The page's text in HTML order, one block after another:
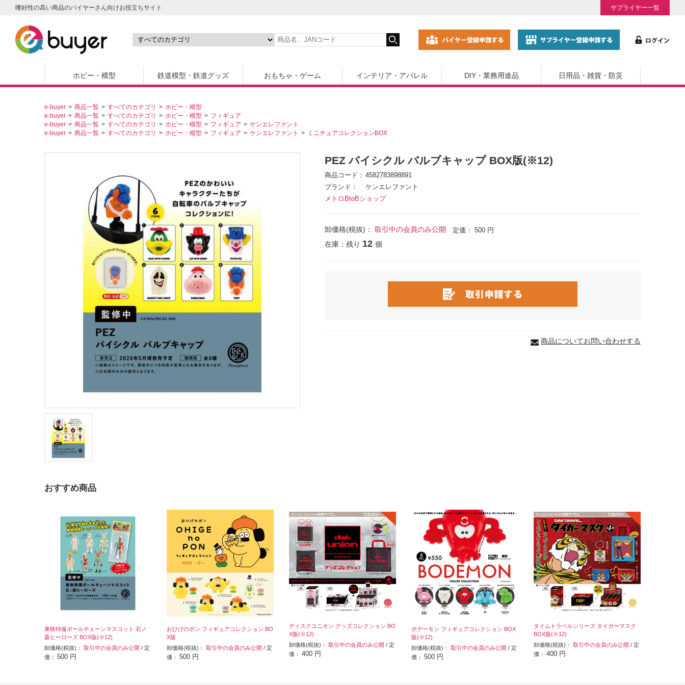
嗜好性の高い商品のバイヤーさん向けお役立ちサイト サプライヤー一覧
ホビー・模型 鉄道模型・鉄道グッズ おもちゃ・ゲーム インテリア・アパレル DIY・業務用途品 日用品・雑貨・防災
e-buyer 商品一覧 すべてのカテゴリ
ホビー・模型
e-buyer
商品一覧 すべてのカテゴリ ホビー・模型
フィギュア
e-buyer
商品一覧 すべてのカテゴリ ホビー・模型 フィギュア
ケンエレファント
e-buyer
商品一覧 すべてのカテゴリ ホビー・模型 フィギュア ケンエレファント ミニチュアコレクションBOX
PEZ バイシクル バルブキャップ BOX版(※12)
商品コード
4582783898891
ブランド
ケンエレファント
メトロBtoBショップ
卸価格(税抜)： 取引中の会員のみ公開 定価： 500 円
在庫：残り 12 個
商品についてお問い合わせする
おすすめ商品
東映特撮ボールチェーンマスコット 石ノ
森ヒーローズ BOX版(※12)
卸価格(税抜)： 取引中の会員のみ公開 / 定
価： 500 円
おひげのポン フィギュアコレクション BO
X版
卸価格(税抜)： 取引中の会員のみ公開 / 定
価： 500 円
ディスクユニオン グッズコレクション BO
X版(※12)
卸価格(税抜)： 取引中の会員のみ公開 / 定
価： 400 円
ボデーモン フィギュアコレクション BOX
版(※12)
卸価格(税抜)： 取引中の会員のみ公開 / 定
価： 500 円
タイムトラベルシリーズ タイガーマスク
BOX版(※12)
卸価格(税抜)： 取引中の会員のみ公開 / 定
価： 400 円